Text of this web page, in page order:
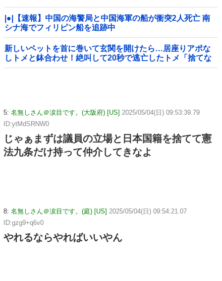
|●|【速報】中国の海警局と中国海軍の船が衝突2人死亡 南
シナ海でフィリピン船を追跡中
新しいペットを首に巻いて玄関を開けたら…居座りアポな
しトメと鉢合わせ！絶叫して20秒で逃亡したトメ「捨てな
いと二度と行ってあげない！」←もう来なくて大丈夫です
5: 名無しさん＠涙目です。(大阪府) [US] 2025/05/04(日) 09:53:39.79
ID:ytMdSRNW0
じゃぁまずは議員の立場と日本国籍を捨てて憲
法九条だけ持って仲介してきなよ
8: 名無しさん＠涙目です。(庭) [US] 2025/05/04(日) 09:54:21.07
ID:gzg9+q6v0
やれるならやればいいやん